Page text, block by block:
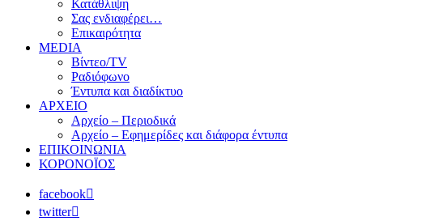
Κατάθλιψη
Σας ενδιαφέρει…
Επικαιρότητα
MEDIA
Βίντεο/TV
Ραδιόφωνο
Έντυπα και διαδίκτυο
ΑΡΧΕΙΟ
Αρχείο – Περιοδικά
Αρχείο – Εφημερίδες και διάφορα έντυπα
ΕΠΙΚΟΙΝΩΝΙΑ
ΚΟΡΟΝΟΪΟΣ
facebook
twitter